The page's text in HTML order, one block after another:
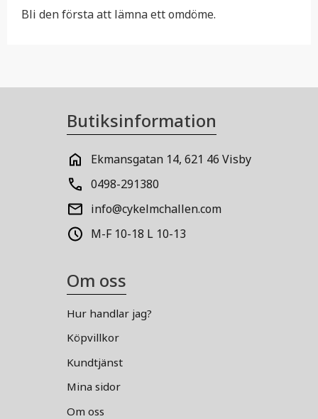
Bli den första att lämna ett omdöme.
Butiksinformation
Ekmansgatan 14, 621 46 Visby
0498-291380
info@cykelmchallen.com
M-F 10-18 L 10-13
Om oss
Hur handlar jag?
Köpvillkor
Kundtjänst
Mina sidor
Om oss